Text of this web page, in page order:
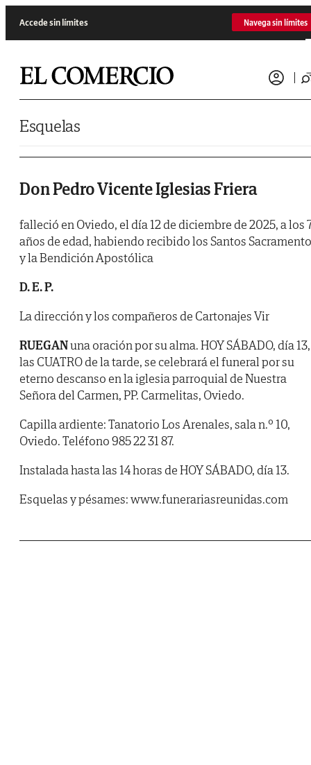
Accede sin límites Navega sin límites
Esquelas
Don Pedro Vicente Iglesias Friera
falleció en Oviedo, el día 12 de diciembre de 2025, a los
años de edad, habiendo recibido los Santos
y la Bendición Apostólica
D. E. P.
La dirección y los compañeros de Cartonajes Vir
RUEGANuna oración por su alma. HOY SÁBADO, día
las CUATRO de la tarde, se celebrará el funeral por su
eterno descanso en la iglesia parroquial de Nuestra
Señora del Carmen, PP. Carmelitas, Oviedo.
Capilla ardiente: Tanatorio Los Arenales, sala n.º 10,
Oviedo. Teléfono 985 22 31 87.
Instalada hasta las 14 horas de HOY SÁBADO, día 13.
Esquelas y pésames: www.funerariasreunidas.com